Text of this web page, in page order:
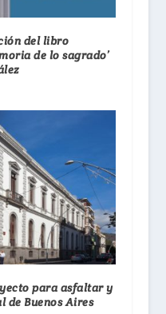
del libro
de lo sagrado’
para asfaltar y
Buenos Aires